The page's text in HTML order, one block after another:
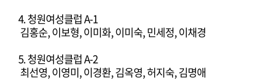
4. 청원여성클럽 A-1
김홍순, 이보형, 이미화, 이미숙, 민세정, 이채경
5. 청원여성클럽 A-2
최선영, 이영미, 이경환, 김옥영, 허지숙, 김명애